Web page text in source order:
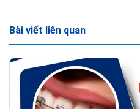
Bài viết liên quan